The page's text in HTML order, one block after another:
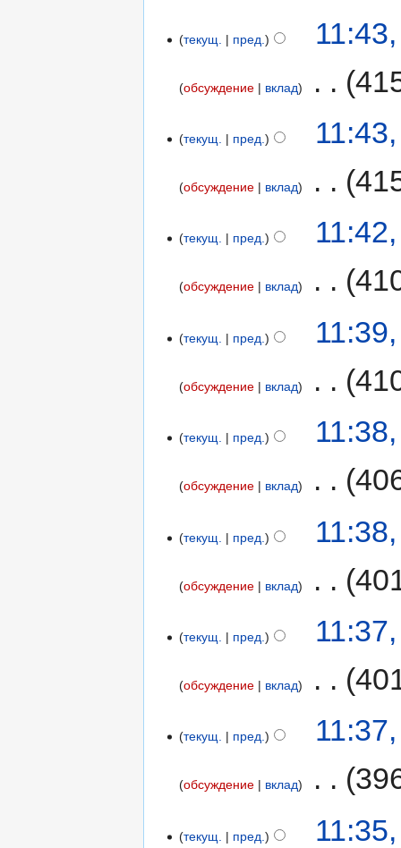
текущ. пред.
обсуждение вклад
текущ. пред.
обсуждение вклад
текущ. пред.
обсуждение вклад
текущ. пред.
обсуждение вклад
текущ. пред.
обсуждение вклад
текущ. пред.
обсуждение вклад
текущ. пред.
обсуждение вклад
текущ. пред.
обсуждение вклад
текущ. пред.